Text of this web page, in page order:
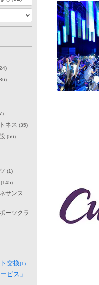
ネス (35)
(56)
(1)
(145)
サンス
ーツクラ
交換(1)
ビス」